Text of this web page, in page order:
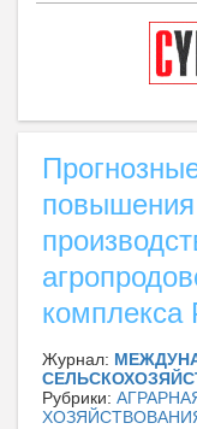
повышения
комплекса
Журнал:
Рубрики: